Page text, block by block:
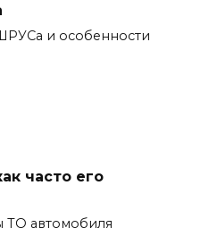
и особенности
часто его
ТО автомобиля